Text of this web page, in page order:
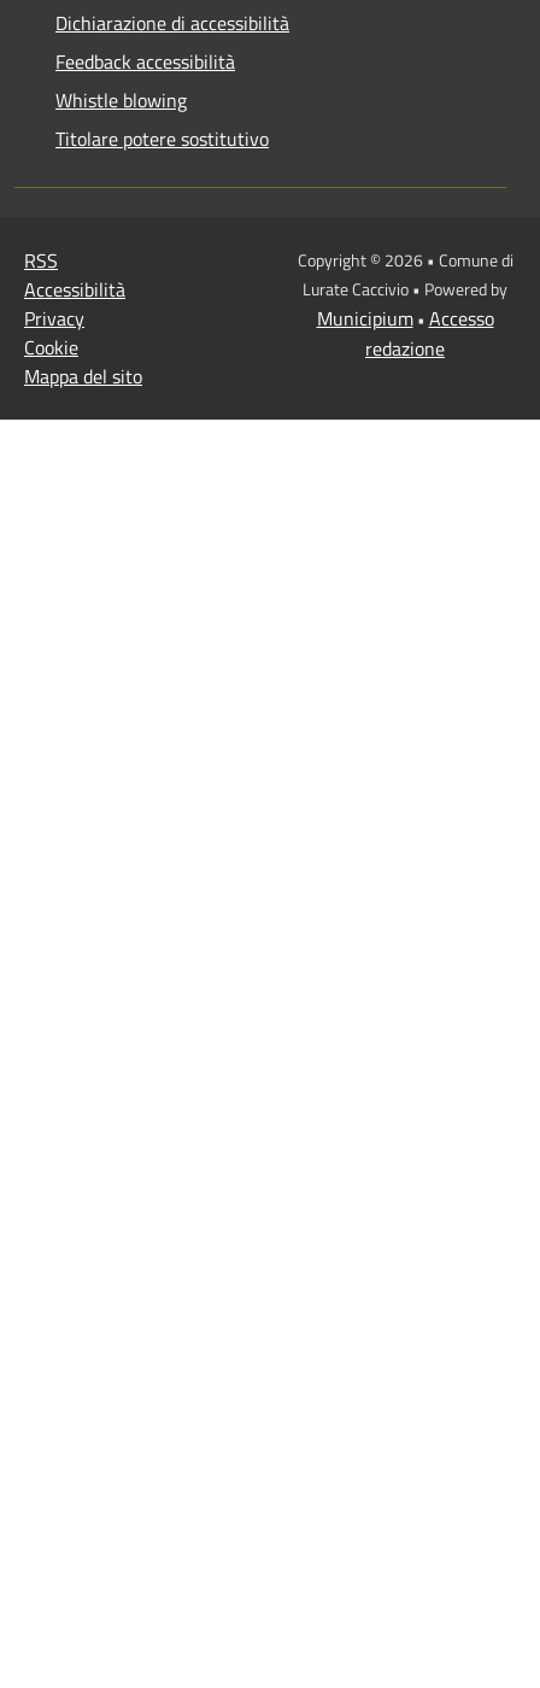
Dichiarazione di accessibilità
Feedback accessibilità
Whistle blowing
Titolare potere sostitutivo
RSS
Accessibilità
Privacy
Cookie
Mappa del sito
Copyright © 2026 • Comune di
Lurate Caccivio • Powered by
Municipium• Accesso
redazione